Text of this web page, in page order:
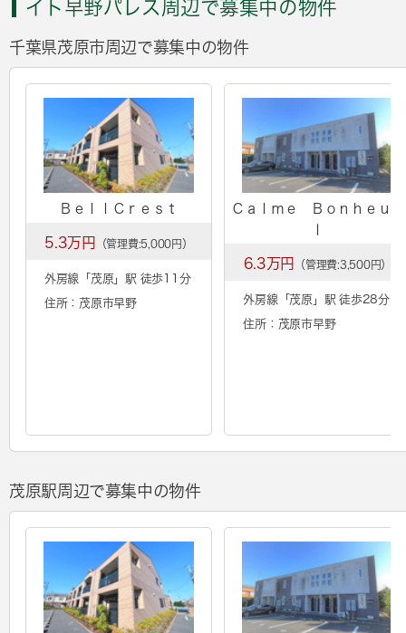
イト早野パレス周辺で募集中の物件
千葉県茂原市周辺で募集中の物件
ＢｅｌｌＣｒｅｓｔ
5.3万円 （管理費:5,000円）
外房線「 茂原 」駅 徒歩11分
住所：茂原市早野
Ｃａｌｍｅ Ｂｏｎｈｅｕｒ
6.3万円 （管理費:3,500円）
外房線「 茂原 」駅 徒歩28分
住所：茂原市早野
茂原駅周辺で募集中の物件